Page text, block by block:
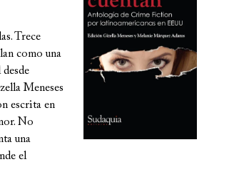
Trece
como una
Meneses
escrita en
No
una
el